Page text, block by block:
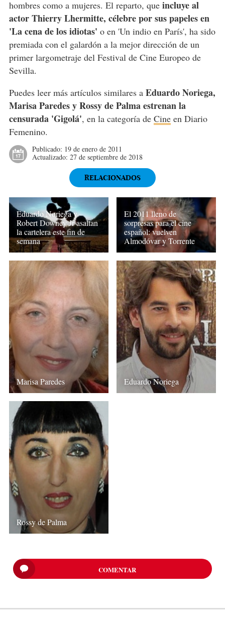
hombres como a mujeres. El reparto, que incluye al
actor Thierry Lhermitte, célebre por sus papeles en
'La cena de los idiotas' o en 'Un indio en París', ha sido
premiada con el galardón a la mejor dirección de un
primer largometraje del Festival de Cine Europeo de
Sevilla.
Puedes leer más artículos similares a Eduardo Noriega,
Marisa Paredes y Rossy de Palma estrenan la
censurada 'Gigolá', en la categoría de Cineen Diario
Femenino.
Publicado: 19 de enero de 2011
Actualizado: 27 de septiembre de 2018
RELACIONADOS
Eduardo Noriega y
Robert Downey Jr asaltan
la cartelera este fin de
semana
El 2011 lleno de
sorpresas para el cine
español: vuelven
Almodóvar y Torrente
Marisa Paredes Eduardo Noriega
Rossy de Palma
COMENTAR